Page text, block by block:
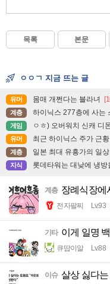
목록 본문
ㅇㅇㄱ 지금 뜨는 글
유머 몸매 개쩐다는 블라녀
계층 하이닉스 277층에 사는
게임 ㅇㅎ) 오버워치 신캐 디
유머 최근 하이닉스 주가 근
계층 일본 최대 유흥가의 일상...
지식 롯데타워는 대낮에 냉방
계층 장례식장에
전자팔찌 Lv.93
기타 이게 일명
큐땁이알 Lv.88
이슈 살상 싫다